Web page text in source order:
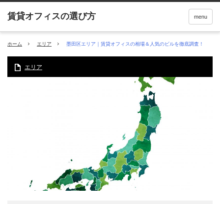
menu
ホーム エリア 墨田区エリア｜賃貸オフィスの相場＆人気のビルを徹底調査！
エリア